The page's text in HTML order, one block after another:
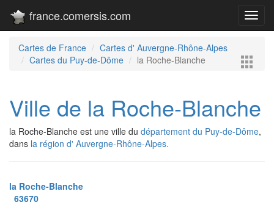
france.comersis.com
Cartes de France
Cartes d' Auvergne-Rhône-Alpes
Cartes du Puy-de-Dôme
la Roche-Blanche
Ville de la Roche-Blanche
la Roche-Blanche est une ville du département du Puy-de-Dôme,
dans la région d' Auvergne-Rhône-Alpes.
la Roche-Blanche
63670